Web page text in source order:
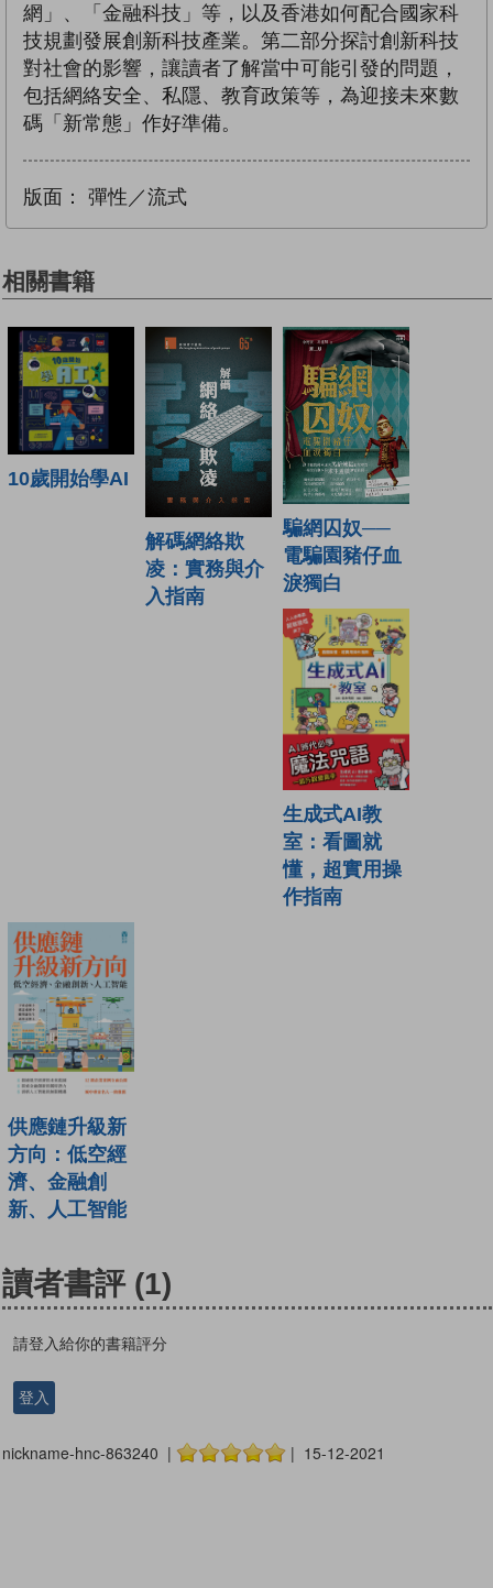
網」、「金融科技」等，以及香港如何配合國家科
技規劃發展創新科技產業。第二部分探討創新科技
對社會的影響，讓讀者了解當中可能引發的問題，
包括網絡安全、私隱、教育政策等，為迎接未來數
碼「新常態」作好準備。
版面： 彈性／流式
相關書籍
10歲開始學AI
解碼網絡欺
凌：實務與介
入指南
騙網囚奴──
電騙園豬仔血
淚獨白
生成式AI教
室：看圖就
懂，超實用操
作指南
供應鏈升級新
方向：低空經
濟、金融創
新、人工智能
讀者書評 (1)
請登入給你的書籍評分
登入
nickname-hnc-863240 | | 15-12-2021